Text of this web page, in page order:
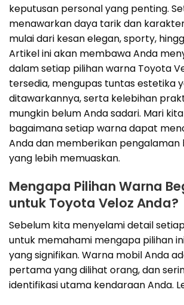
keputusan personal yang penting.
menawarkan daya tarik dan
mulai dari kesan elegan, sporty,
Artikel ini akan membawa Anda
dalam setiap pilihan warna Toyota
tersedia, mengupas tuntas estetika
ditawarkannya, serta kelebihan
mungkin belum Anda sadari. Mari
bagaimana setiap warna dapat
Anda dan memberikan
yang lebih memuaskan.
Mengapa Pilihan Warna
untuk Toyota Veloz Anda?
Sebelum kita menyelami detail
untuk memahami mengapa pilihan
yang signifikan. Warna mobil Anda
pertama yang dilihat orang, dan
identifikasi utama kendaraan Anda.